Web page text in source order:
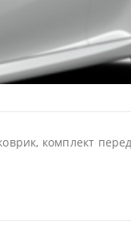
комплект